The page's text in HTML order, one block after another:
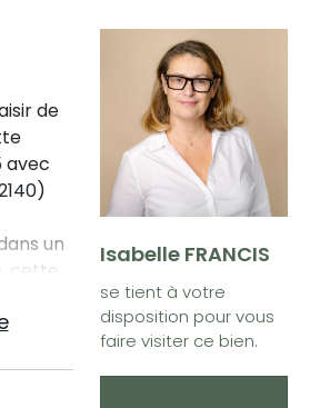
de
avec
un
cette
à
Isabelle FRANCIS
se tient à votre
disposition pour vous
faire visiter ce bien.